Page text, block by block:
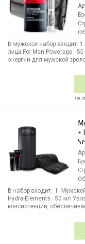
В мужской набор входит:
лица For Men Powerage -
энергии для мужской
не
+
В набор входит: 1.
Hydra-Elements - 50 мл
консистенции,